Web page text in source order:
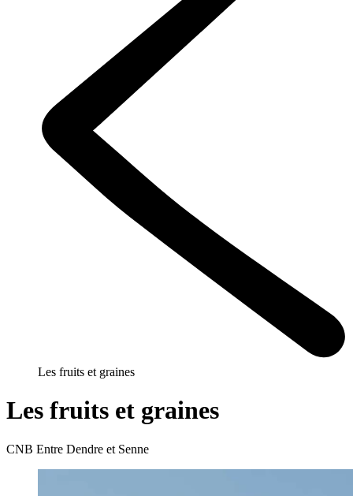
Les fruits et graines
Les fruits et graines
CNB Entre Dendre et Senne